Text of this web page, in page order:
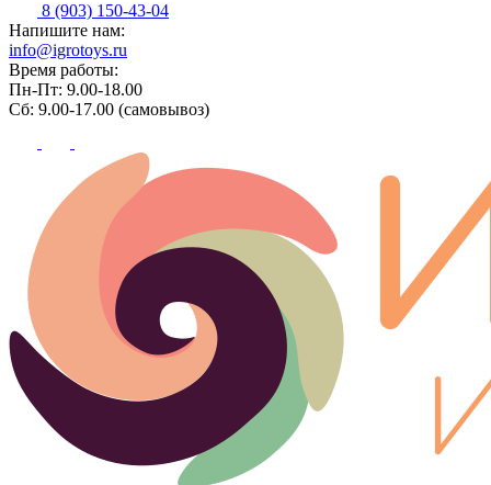
8 (903) 150-43-04
Напишите нам:
info@igrotoys.ru
Время работы:
Пн-Пт: 9.00-18.00
Сб: 9.00-17.00 (самовывоз)